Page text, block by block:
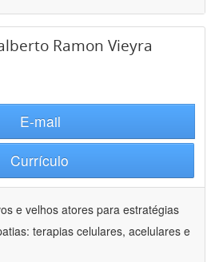
Ramon Vieyra
E-mail
Currículo
e velhos atores para estratégias
terapias celulares, acelulares e